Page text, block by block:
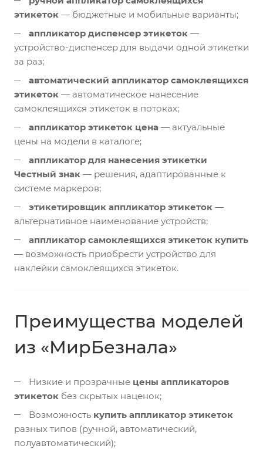
этикеток — бюджетные и мобильные варианты;
аппликатор диспенсер этикеток —
устройство-диспенсер для выдачи одной этикетки
за раз;
автоматический аппликатор самоклеящихся
этикеток — автоматическое нанесение
самоклеящихся этикеток в потоках;
аппликатор этикеток цена — актуальные
цены на модели в каталоге;
аппликатор для нанесения этикетки
Честный знак — решения, адаптированные к
системе маркеров;
этикетировщик аппликатор этикеток —
альтернативное наименование устройств;
аппликатор самоклеящихся этикеток купить
— возможность приобрести устройство для
наклейки самоклеящихся этикеток.
Преимущества моделей
из «МирБезнала»
Низкие и прозрачные цены аппликаторов
этикеток без скрытых наценок;
Возможность купить аппликатор этикеток
разных типов (ручной, автоматический,
полуавтоматический);